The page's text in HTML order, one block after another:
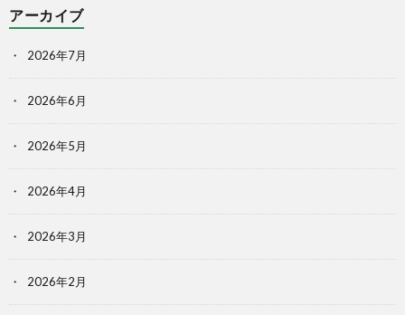
アーカイブ
2026年7月
2026年6月
2026年5月
2026年4月
2026年3月
2026年2月